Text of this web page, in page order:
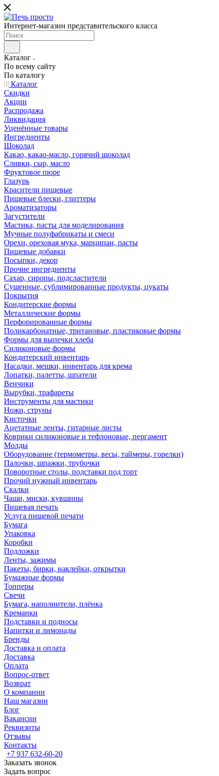
Интернет-магазин представительского класса
Каталог
По всему сайту
По каталогу
Каталог
Скидки
Акции
Распродажа
Ликвидация
Уценённые товары
Ингредиенты
Шоколад
Какао, какао-масло, горячий шоколад
Сливки, сыр, масло
Фруктовое пюре
Глазурь
Красители пищевые
Пищевые блески, глиттеры
Ароматизаторы
Загустители
Мастика, пасты для моделирования
Мучные полуфабрикаты и смеси
Орехи, ореховая мука, марципан, пасты
Пищевые добавки
Посыпки, декор
Прочие ингредиенты
Сахар, сиропы, подсластители
Сушенные, сублимированные продукты, цукаты
Покрытия
Кондитерские формы
Металлические формы
Перфорированные формы
Поликарбонатные, тритановые, пластиковые формы
Формы для выпечки хлеба
Силиконовые формы
Кондитерский инвентарь
Насадки, мешки, инвентарь для крема
Лопатки, палетты, шпатели
Венчики
Вырубки, трафареты
Инструменты для мастики
Ножи, струны
Кисточки
Ацетатные ленты, гитарные листы
Коврики силиконовые и тефлоновые, пергамент
Молды
Оборудование (термометры, весы, таймеры, горелки)
Палочки, шпажки, трубочки
Поворотные столы, подставки под торт
Прочий нужный инвентарь
Скалки
Чаши, миски, кувшины
Пищевая печать
Услуга пищевой печати
Бумага
Упаковка
Коробки
Подложки
Ленты, зажимы
Пакеты, бирки, наклейки, открытки
Бумажные формы
Топперы
Свечи
Бумага, наполнители, плёнка
Креманки
Подставки и подносы
Напитки и лимонады
Бренды
Доставка и оплата
Доставка
Оплата
Вопрос-ответ
Возврат
О компании
Наш магазин
Блог
Вакансии
Реквизиты
Отзывы
Контакты
+7 937 632-60-20
Заказать звонок
Задать вопрос